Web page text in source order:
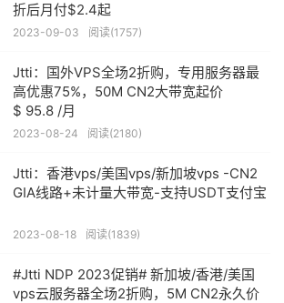
折后月付$2.4起
2023-09-03 阅读(1757)
Jtti：国外VPS全场2折购，专用服务器最
高优惠75%，50M CN2大带宽起价
$ 95.8 /月
2023-08-24 阅读(2180)
Jtti：香港vps/美国vps/新加坡vps -CN2
GIA线路+未计量大带宽-支持USDT支付宝
2023-08-18 阅读(1839)
#Jtti NDP 2023促销# 新加坡/香港/美国
vps云服务器全场2折购，5M CN2永久价